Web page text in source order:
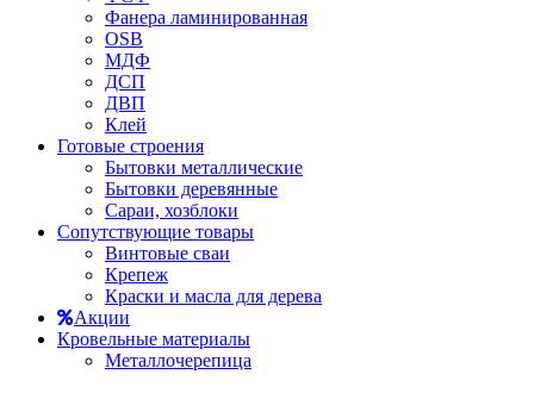
Фанера ламинированная
OSB
МДФ
ДСП
ДВП
Клей
Готовые строения
Бытовки металлические
Бытовки деревянные
Сараи, хозблоки
Сопутствующие товары
Винтовые сваи
Крепеж
Краски и масла для дерева
Акции
Кровельные материалы
Металлочерепица